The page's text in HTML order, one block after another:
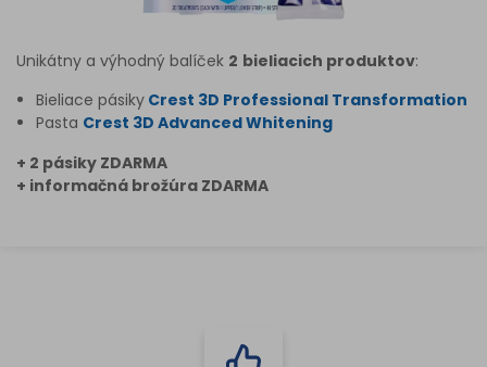
Unikátny a výhodný balíček 2 bieliacich produktov:
Bieliace pásiky Crest 3D Professional Transformation
Pasta Crest 3D Advanced Whitening
+ 2 pásiky ZDARMA
+ informačná brožúra ZDARMA